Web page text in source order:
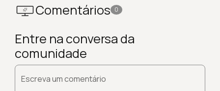
Comentários 0
Entre na conversa da
comunidade
Escreva um comentário